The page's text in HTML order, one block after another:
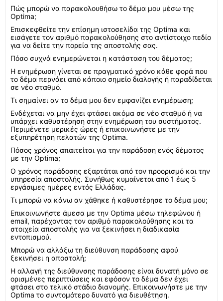
Πώς μπορώ να παρακολουθήσω το δέμα μου μέσω της
Optima;
Επισκεφθείτε την επίσημη ιστοσελίδα της Optima και
εισάγετε τον αριθμό παρακολούθησης στο αντίστοιχο πεδίο
για να δείτε την πορεία της αποστολής σας.
Πόσο συχνά ενημερώνεται η κατάσταση του δέματος;
Η ενημέρωση γίνεται σε πραγματικό χρόνο κάθε φορά που
το δέμα περνάει από κάποιο σημείο διαλογής ή παραδίδεται
σε νέο σταθμό.
Τι σημαίνει αν το δέμα μου δεν εμφανίζει ενημέρωση;
Ενδέχεται να μην έχει φτάσει ακόμα σε νέο σταθμό ή να
υπάρχει καθυστέρηση στην ενημέρωση του συστήματος.
Περιμένετε μερικές ώρες ή επικοινωνήστε με την
εξυπηρέτηση πελατών της Optima.
Πόσος χρόνος απαιτείται για την παράδοση ενός δέματος
με την Optima;
Ο χρόνος παράδοσης εξαρτάται από τον προορισμό και την
υπηρεσία αποστολής. Συνήθως κυμαίνεται από 1 έως 5
εργάσιμες ημέρες εντός Ελλάδας.
Τι μπορώ να κάνω αν χάθηκε ή καθυστέρησε το δέμα μου;
Επικοινωνήστε άμεσα με την Optima μέσω τηλεφώνου ή
email, παρέχοντας τον αριθμό παρακολούθησης και τα
στοιχεία αποστολής για να ξεκινήσει η διαδικασία
εντοπισμού.
Μπορώ να αλλάξω τη διεύθυνση παράδοσης αφού
ξεκινήσει η αποστολή;
Η αλλαγή της διεύθυνσης παράδοσης είναι δυνατή μόνο σε
ορισμένες περιπτώσεις και εφόσον το δέμα δεν έχει
φτάσει στο τελικό στάδιο διανομής. Επικοινωνήστε με την
Optima το συντομότερο δυνατό για διευθέτηση.